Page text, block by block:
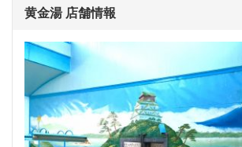
黄金湯 店舗情報